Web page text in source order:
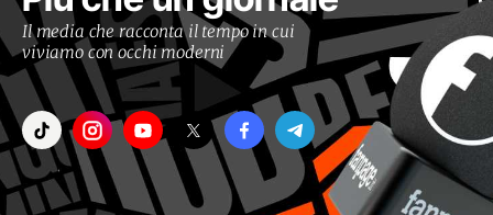
Il media che racconta il tempo in cui
viviamo con occhi moderni